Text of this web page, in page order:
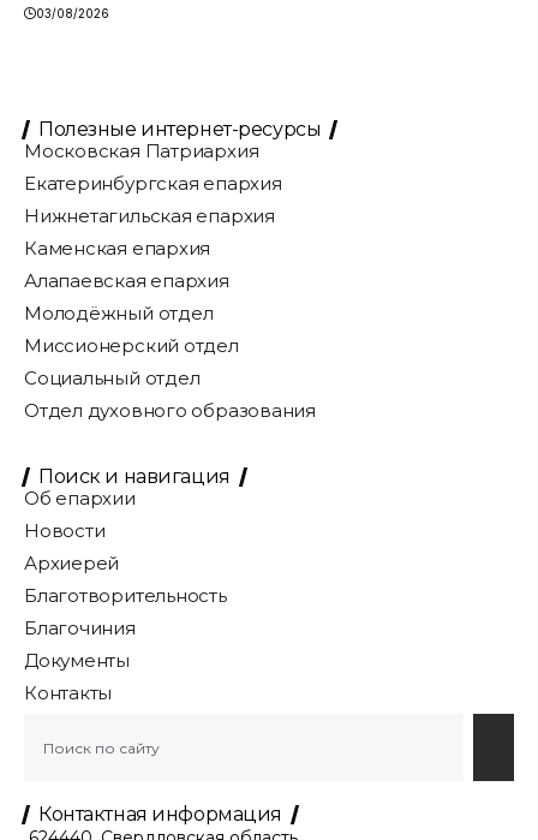
03/08/2026
Полезные интернет-ресурсы
Московская Патриархия
Екатеринбургская епархия
Нижнетагильская епархия
Каменская епархия
Алапаевская епархия
Молодёжный отдел
Миссионерский отдел
Социальный отдел
Отдел духовного образования
Поиск и навигация
Об епархии
Новости
Архиерей
Благотворительность
Благочиния
Документы
Контакты
Контактная информация